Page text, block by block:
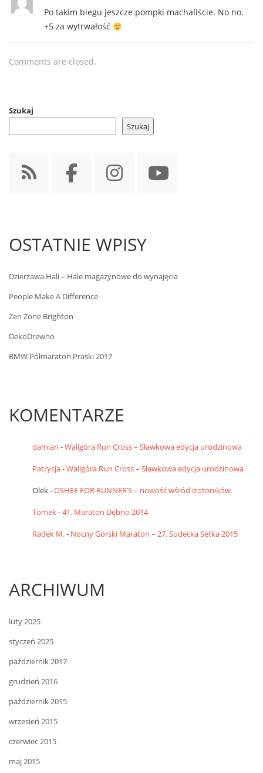
Po takim biegu jeszcze pompki machaliście. No no.
+5 za wytrwałość
Comments are closed.
Szukaj
Szukaj
OSTATNIE WPISY
Dzierżawa Hali – Hale magazynowe do wynajęcia
People Make A Difference
Zen Zone Brighton
DekoDrewno
BMW Półmaraton Praski 2017
KOMENTARZE
damian -Waligóra Run Cross – Sławkowa edycja urodzinowa
Patrycja-Waligóra Run Cross – Sławkowa edycja urodzinowa
Olek-OSHEE FOR RUNNER’S – nowość wśród izotoników.
Tomek-41. Maraton Dębno 2014
Radek M.- Nocny Górski Maraton – 27. Sudecka Setka 2015
ARCHIWUM
luty 2025
styczeń 2025
październik 2017
grudzień 2016
październik 2015
wrzesień 2015
czerwiec 2015
maj 2015